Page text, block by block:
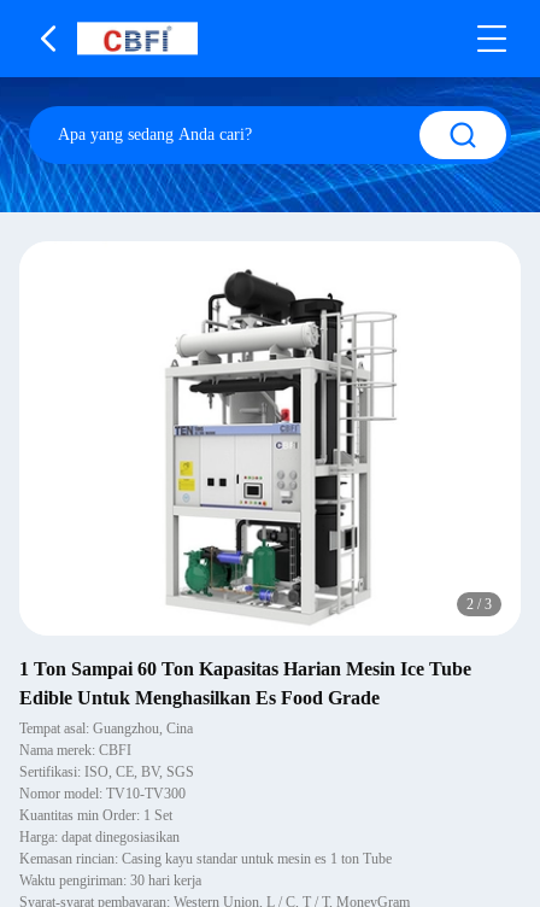
2 / 3
1 Ton Sampai 60 Ton Kapasitas Harian Mesin Ice Tube
Edible Untuk Menghasilkan Es Food Grade
Tempat asal: Guangzhou, Cina
Nama merek: CBFI
Sertifikasi: ISO, CE, BV, SGS
Nomor model: TV10-TV300
Kuantitas min Order: 1 Set
Harga: dapat dinegosiasikan
Kemasan rincian: Casing kayu standar untuk mesin es 1 ton Tube
Waktu pengiriman: 30 hari kerja
Syarat-syarat pembayaran: Western Union, L / C, T / T, MoneyGram